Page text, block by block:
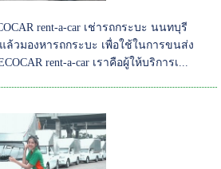
rent-a-car เช่ารถกระบะ นนทบุรี
วมองหารถกระบะ เพื่อใช้ในการขนส่ง
rent-a-car เราคือผู้ให้บริการเ...